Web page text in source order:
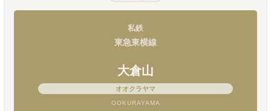
私鉄
東急東横線
大倉山
オオクラヤマ
OOKURAYAMA